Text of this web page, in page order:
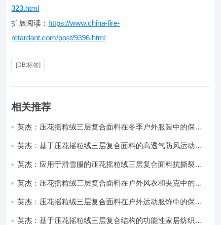
323.html
扩展阅读： https://www.china-fire-
retardant.com/post/9396.html
[DB:标签]
相关推荐
英杰：压花摇粒绒三层复合面料在冬季户外服装中的保暖
英杰：基于压花摇粒绒三层复合面料的高透气防风运动服
英杰：应用于滑雪服的压花摇粒绒三层复合面料抗撕裂与
英杰：压花摇粒绒三层复合面料在户外风衣和夹克中的应
英杰：压花摇粒绒三层复合面料在户外运动服饰中的保暖
英杰：基于压花摇粒绒三层复合结构的功能性家居纺织品